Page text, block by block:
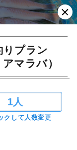
りプラン
マラバ）
1人
クして人数変更